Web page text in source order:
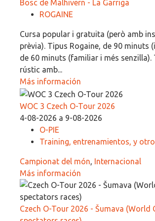
Bosc de Malhivern - La Garriga
ROGAINE
Cursa popular i gratuita (però amb
prèvia). Tipus Rogaine, de 90 minuts
de 60 minuts (familiar i més senzilla).
rústic amb...
Más información
WOC 3 Czech O-Tour 2026
4-08-2026 a 9-08-2026
O-PIE
Training, entrenamientos, y
Campionat del món Internacional
Más información
Czech O-Tour 2026 - Šumava (World